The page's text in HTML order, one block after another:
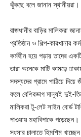
ঝুঁকছে বলে জানান স্থানীয়রা।
রাজধানীর বাড়ির মালিকরা
প্রতিষ্ঠান ও শিল্প-কারখানার
কর্মহীন হয়ে পড়ায় তাদের
তারা অনেকে মাটি কামড়ে
সদস্যদের গ্রামে পাঠিয়ে
ফলে বেশিরভাগ মানুষই দুই-
মালিকরা টু-লেট সাইন বোর্ড
পাওয়ায় মহাবিপাকে
সংসার চালাতে হিমশিম